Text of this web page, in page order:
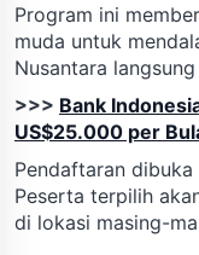
Program ini
muda untuk
Nusantara
>>> Bank
US$25.000 per
Pendaftaran
Peserta terpilih
di lokasi masing-